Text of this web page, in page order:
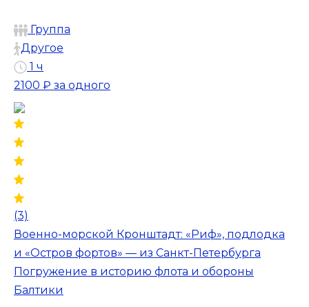
Группа
Другое
1 ч
2100 ₽ за одного
(3)
Военно-морской Кронштадт: «Риф», подлодка
и «Остров фортов» — из Санкт-Петербурга
Погружение в историю флота и обороны
Балтики